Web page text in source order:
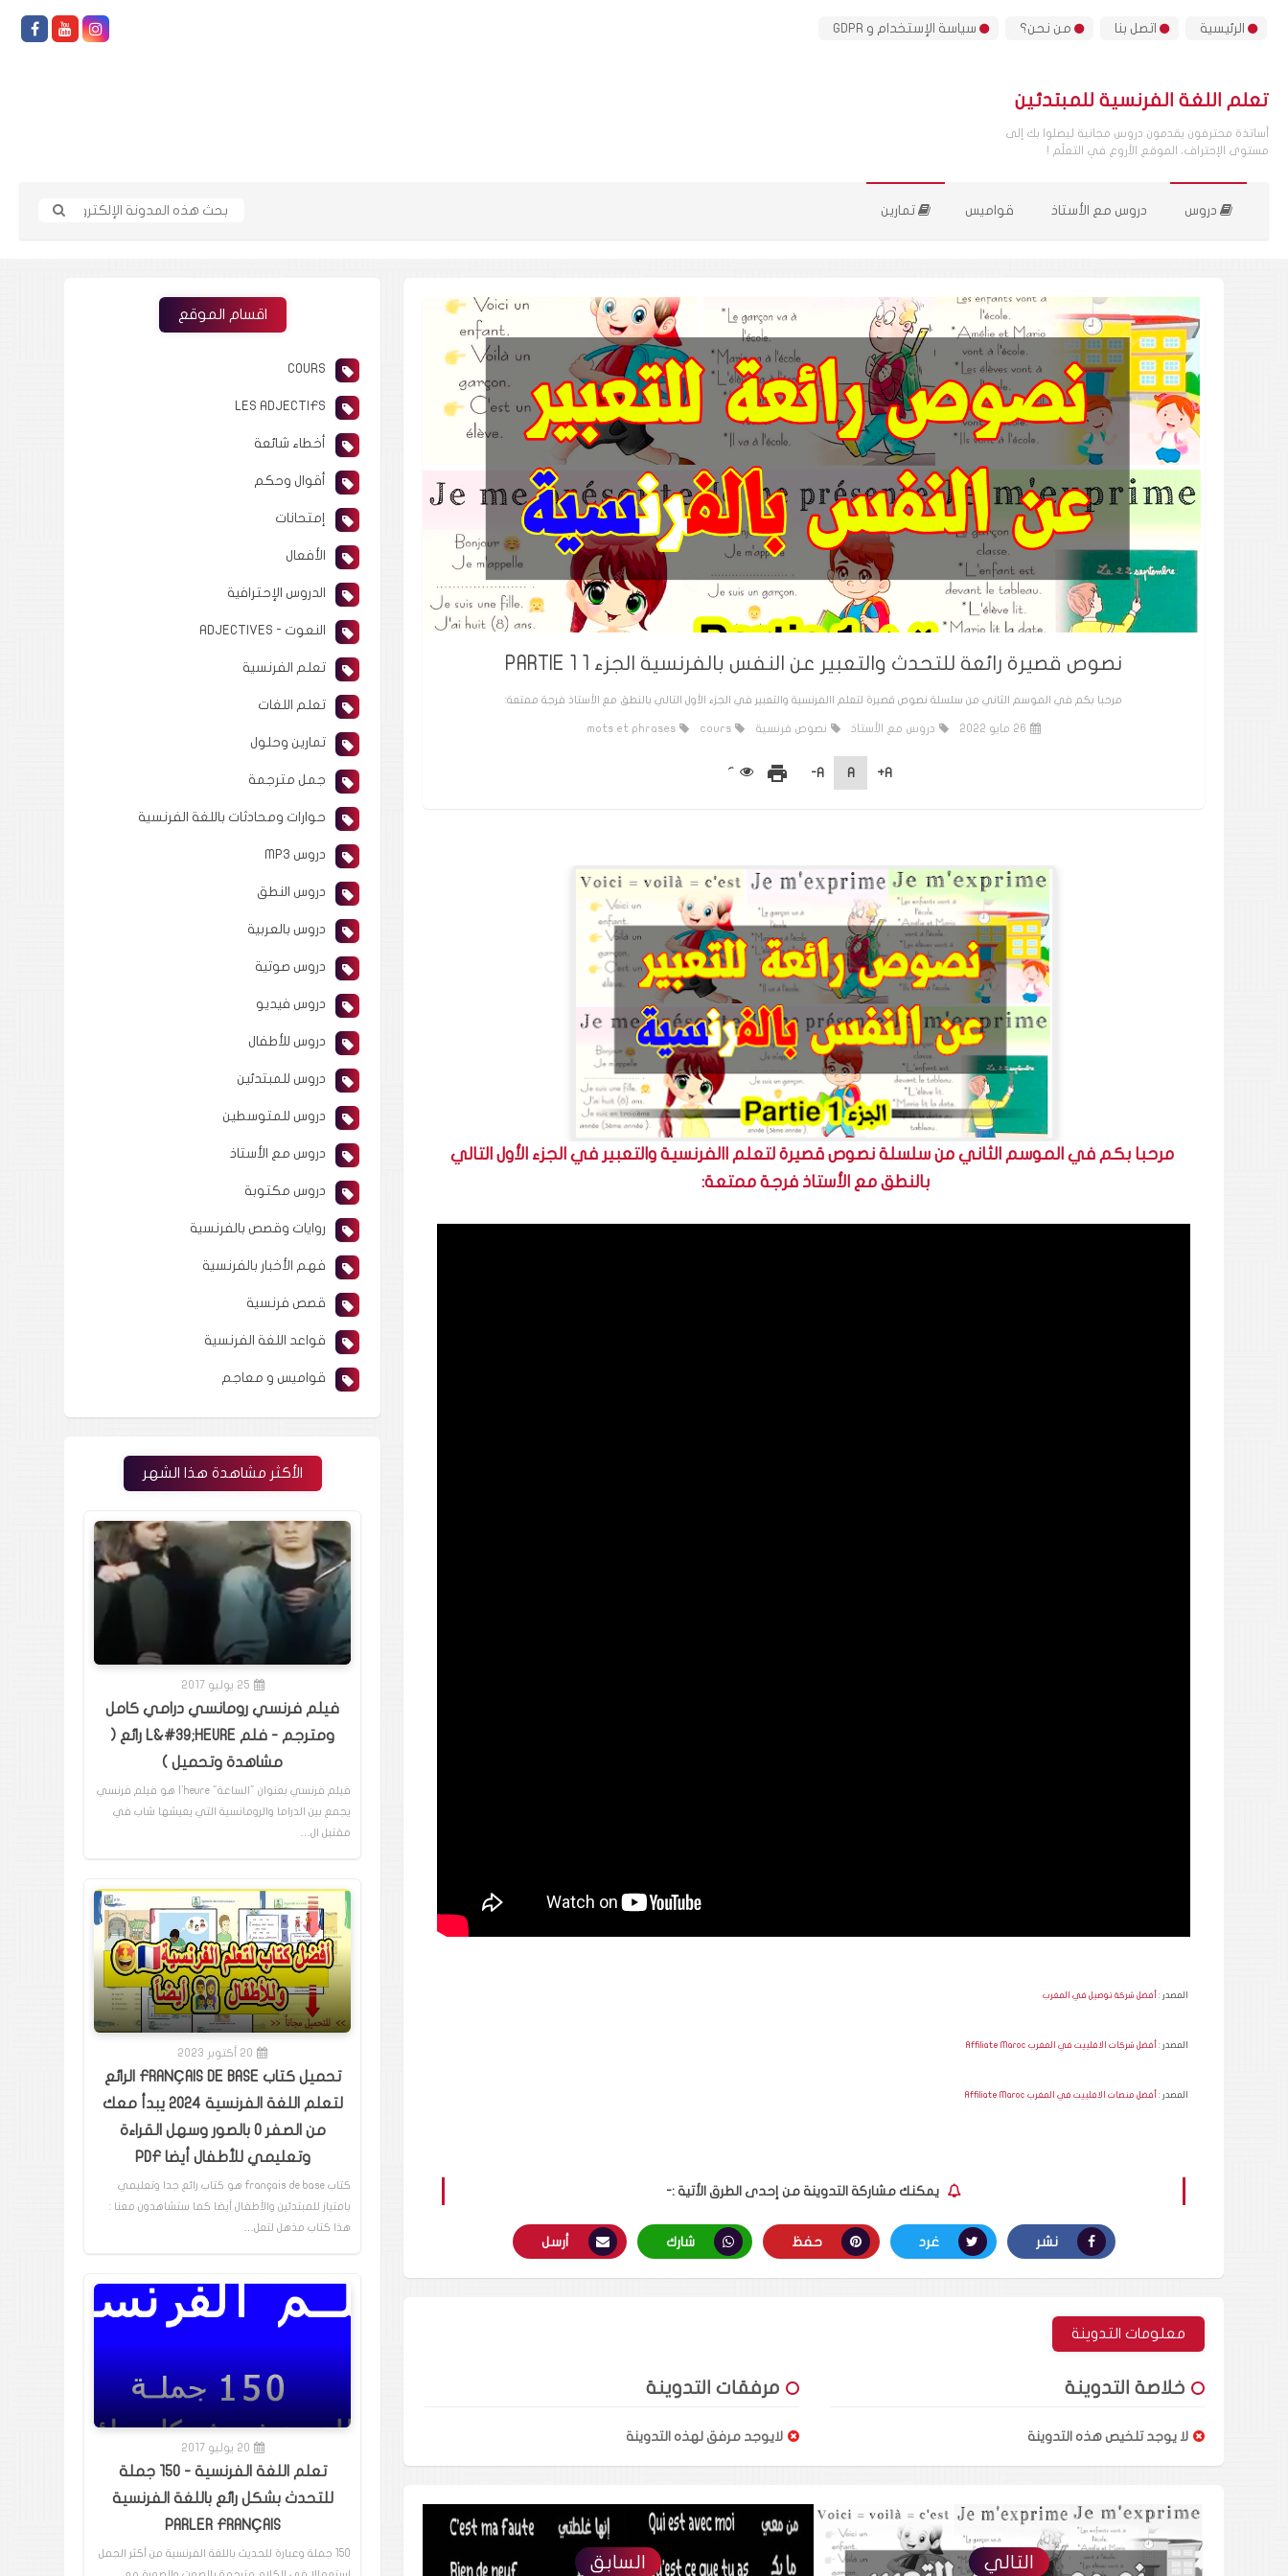
الرئيسية اتصل بنا من نحن؟ سياسة الإستخدام و GDPR
تعلم اللغة الفرنسية للمبتدئين
أساتذة محترفون يقدمون دروس مجانية ليصلوا بك إلى
مستوى الإحتراف، الموقع الأروع في التعلّم !
دروس دروس مع الأستاذ قواميس تمارين
نصوص قصيرة رائعة للتحدث والتعبير عن النفس بالفرنسية الجزء 1 PARTIE 1
مرحبا بكم في الموسم الثاني من سلسلة نصوص قصيرة لتعلم االفرنسية والتعبير في الجزء الأول التالي بالنطق مع الأستاذ فرجة ممتعة:
26 مايو 2022 دروس مع الأستاذ نصوص فرنسية cours
mots et phrases
A+
A
A-
print
مرحبا بكم في الموسم الثاني من سلسلة نصوص قصيرة لتعلم االفرنسية والتعبير في الجزء الأول التالي
بالنطق مع الأستاذ فرجة ممتعة:
المصدر : أفضل شركة توصيل في المغرب
المصدر : أفضل شركات الافلييت في المغرب Affiliate Maroc
المصدر : أفضل منصات الافلييت في المغرب Affiliate Maroc
يمكنك مشاركة التدوينة من إحدى الطرق الأتية :-
نشر غرد حفظ شارك أرسل
معلومات التدوينة
خلاصة التدوينة
لا يوجد تلخيص هذه التدوينة
مرفقات التدوينة
لايوجد مرفق لهذه التدوينة
التالي السابق
اقسام الموقع
COURS
LES ADJECTIFS
أخطاء شائعة
أقوال وحكم
إمتحانات
الأفعال
الدروس الإحترافية
النعوت - ADJECTIVES
تعلم الفرنسية
تعلم اللغات
تمارين وحلول
جمل مترجمة
حوارات ومحادثات باللغة الفرنسية
دروس MP3
دروس النطق
دروس بالعربية
دروس صوتية
دروس فيديو
دروس للأطفال
دروس للمبتدئين
دروس للمتوسطين
دروس مع الأستاذ
دروس مكتوبة
روايات وقصص بالفرنسية
فهم الأخبار بالفرنسية
قصص فرنسية
قواعد اللغة الفرنسية
قواميس و معاجم
الأكثر مشاهدة هذا الشهر
25 يوليو 2017
فيلم فرنسي رومانسي درامي كامل
ومترجم - فلم L&#39;HEURE رائع (
مشاهدة وتحميل )
فيلم فرنسي بعنوان "الساعة" l'heure هو فيلم فرنسي
يجمع بين الدراما والرومانسية التي يعيشها شاب في
مقتبل ال…
20 أكتوبر 2023
تحميل كتاب FRANÇAIS DE BASE الرائع
لتعلم اللغة الفرنسية 2024 يبدأ معك
من الصفر 0 بالصور وسهل القراءة
وتعليمي للأطفال أيضا PDF
كتاب français de base هو كتاب رائع جدا وتعليمي
بامتياز للمبتدئين والأطفال أيضا كما ستشاهدون معنا :
هذا كتاب مذهل لتعل…
20 يوليو 2017
تعلم اللغة الفرنسية - 150 جملة
للتحدث بشكل رائع باللغة الفرنسية
PARLER FRANÇAIS
150 جملة وعبارة للحديث باللغة الفرنسية من أكثر الجمل